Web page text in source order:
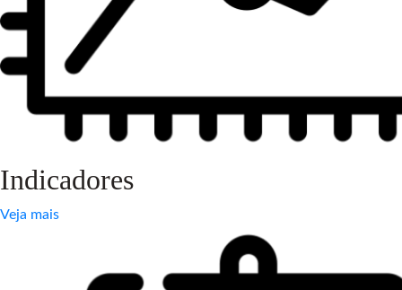
Indicadores
Veja mais